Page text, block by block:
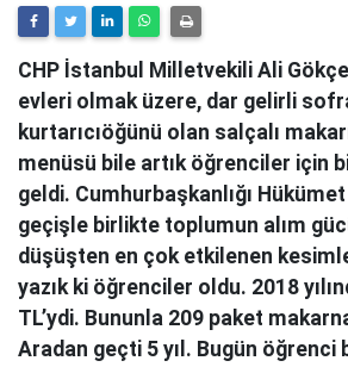
CHP İstanbul Milletvekili Ali
evleri olmak üzere, dar gelirli
kurtarıcıöğünü olan salçalı
menüsü bile artık öğrenciler için
geldi. Cumhurbaşkanlığı
geçişle birlikte toplumun alım
düşüşten en çok etkilenen
yazık ki öğrenciler oldu. 2018
TL’ydi. Bununla 209 paket
Aradan geçti 5 yıl. Bugün öğrenci